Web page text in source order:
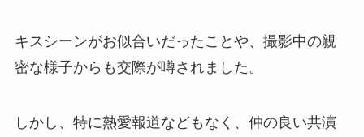
キスシーンがお似合いだったことや、撮影中の親
密な様子からも交際が噂されました。
しかし、特に熱愛報道などもなく、仲の良い共演